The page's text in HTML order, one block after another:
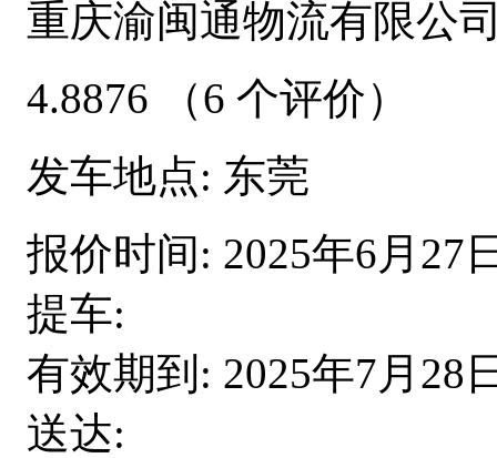
重庆渝闽通物流有限公
4.8876
（6 个评价）
发车地点: 东莞
报价时间: 2025年6月27
提车:
有效期到: 2025年7月28
送达: